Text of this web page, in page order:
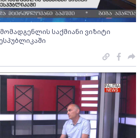
საქმიანი ვიზიტი